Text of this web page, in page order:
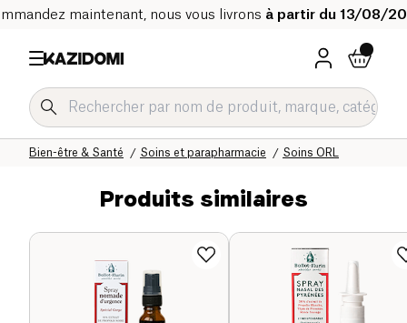
maintenant, nous vous livrons à partir du 13/08/
Soins ORL
Soins et parapharmacie
Bien-être & Santé
Notre catalogue bio
Accueil
Produits similaires